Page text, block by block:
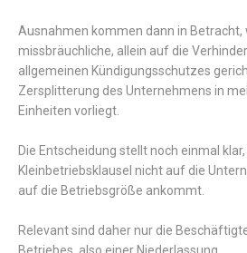
Ausnahmen kommen dann in Betracht,
missbräuchliche, allein auf die
allgemeinen Kündigungsschutzes
Zersplitterung des Unternehmens in
Einheiten vorliegt.
Die Entscheidung stellt noch einmal
Kleinbetriebsklausel nicht auf die
auf die Betriebsgröße ankommt.
Relevant sind daher nur die